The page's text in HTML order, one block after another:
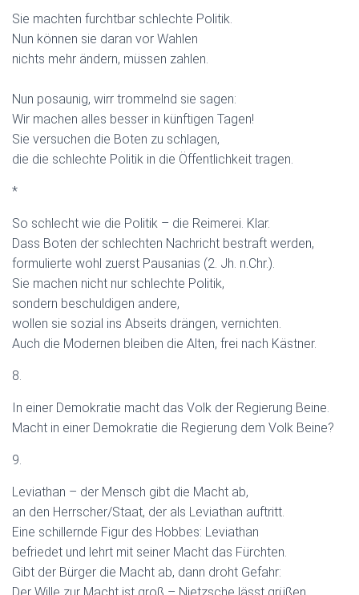
Sie machten furchtbar schlechte Politik.
Nun können sie daran vor Wahlen
nichts mehr ändern, müssen zahlen.
Nun posaunig, wirr trommelnd sie sagen:
Wir machen alles besser in künftigen Tagen!
Sie versuchen die Boten zu schlagen,
die die schlechte Politik in die Öffentlichkeit tragen.
*
So schlecht wie die Politik – die Reimerei. Klar.
Dass Boten der schlechten Nachricht bestraft werden,
formulierte wohl zuerst Pausanias (2. Jh. n.Chr.).
Sie machen nicht nur schlechte Politik,
sondern beschuldigen andere,
wollen sie sozial ins Abseits drängen, vernichten.
Auch die Modernen bleiben die Alten, frei nach Kästner.
8.
In einer Demokratie macht das Volk der Regierung Beine.
Macht in einer Demokratie die Regierung dem Volk Beine?
9.
Leviathan – der Mensch gibt die Macht ab,
an den Herrscher/Staat, der als Leviathan auftritt.
Eine schillernde Figur des Hobbes: Leviathan
befriedet und lehrt mit seiner Macht das Fürchten.
Gibt der Bürger die Macht ab, dann droht Gefahr: